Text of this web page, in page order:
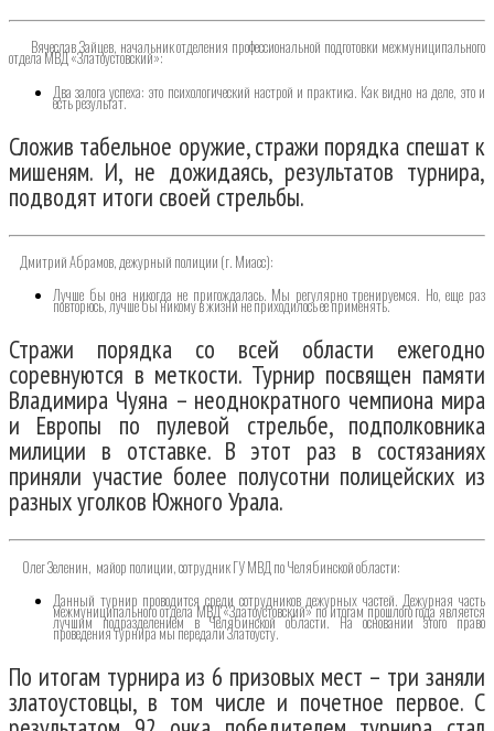
Вячеслав Зайцев, начальник отделения профессиональной подготовки межмуниципального
отдела МВД «Златоустовский»:
Два залога успеха: это психологический настрой и практика. Как видно на деле, это и
есть результат.
Сложив табельное оружие, стражи порядка спешат к
мишеням. И, не дожидаясь, результатов турнира,
подводят итоги своей стрельбы.
Дмитрий Абрамов, дежурный полиции (г. Миасс):
Лучше бы она никогда не пригождалась. Мы регулярно тренируемся. Но, еще раз
повторюсь, лучше бы никому в жизни не приходилось ее применять.
Стражи порядка со всей области ежегодно
соревнуются в меткости. Турнир посвящен памяти
Владимира Чуяна – неоднократного чемпиона мира
и Европы по пулевой стрельбе, подполковника
милиции в отставке. В этот раз в состязаниях
приняли участие более полусотни полицейских из
разных уголков Южного Урала.
Олег Зеленин, майор полиции, сотрудник ГУ МВД по Челябинской области:
Данный турнир проводится среди сотрудников дежурных частей. Дежурная часть
межмуниципального отдела МВД «Златоустовский» по итогам прошлого года является
лучшим подразделением в Челябинской области. На основании этого право
проведения турнира мы передали Златоусту.
По итогам турнира из 6 призовых мест – три заняли
златоустовцы, в том числе и почетное первое. С